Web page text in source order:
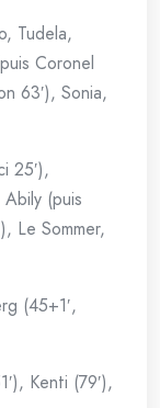
Tudela,
Coronel
63′), Sonia,
25′),
(puis
Le Sommer,
(45+1′,
Kenti (79′),